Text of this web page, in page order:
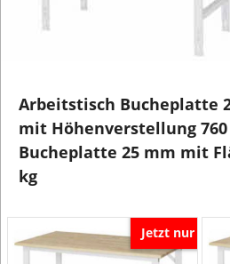
Arbeitstisch Bucheplatte
mit Höhenverstellung 760
Bucheplatte 25 mm mit
kg
Jetzt nur